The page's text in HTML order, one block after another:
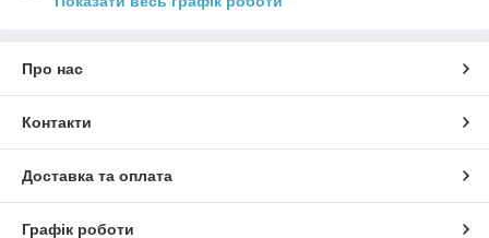
Про нас
Контакти
Доставка та оплата
Графік роботи